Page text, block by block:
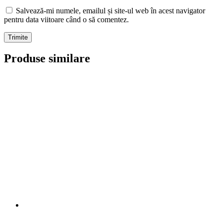
Salvează-mi numele, emailul și site-ul web în acest navigator
pentru data viitoare când o să comentez.
Produse similare